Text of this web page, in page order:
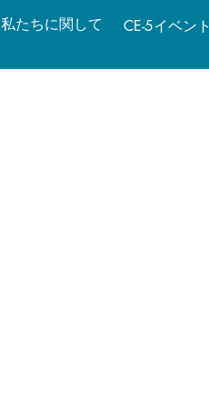
私たちに関して CE-5イベント